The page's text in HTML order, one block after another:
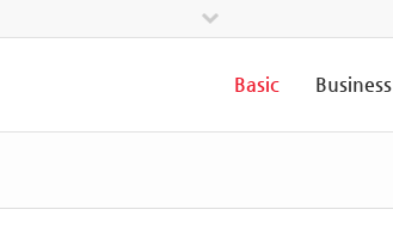
Basic Business